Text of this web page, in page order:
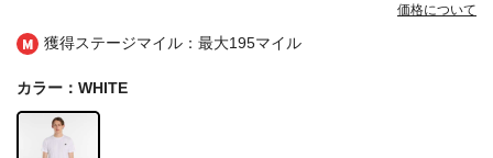
獲得ステージマイル：最大195マイル
価格について
カラー：WHITE